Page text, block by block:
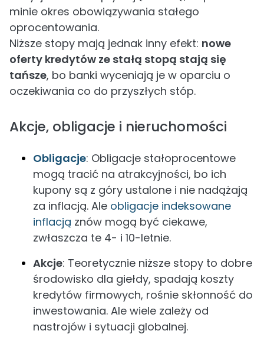
minie okres obowiązywania stałego
oprocentowania.
Niższe stopy mają jednak inny efekt: nowe
oferty kredytów ze stałą stopą stają się
tańsze, bo banki wyceniają je w oparciu o
oczekiwania co do przyszłych stóp.
Akcje, obligacje i nieruchomości
Obligacje: Obligacje stałoprocentowe
mogą tracić na atrakcyjności, bo ich
kupony są z góry ustalone i nie nadążają
za inflacją. Ale obligacje indeksowane
inflacją znów mogą być ciekawe,
zwłaszcza te 4- i 10-letnie.
Akcje: Teoretycznie niższe stopy to dobre
środowisko dla giełdy, spadają koszty
kredytów firmowych, rośnie skłonność do
inwestowania. Ale wiele zależy od
nastrojów i sytuacji globalnej.